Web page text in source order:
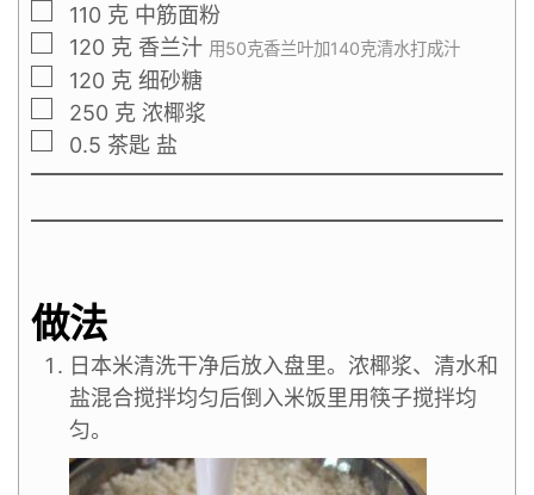
110 克 中筋面粉
120 克 香兰汁 用50克香兰叶加140克清水打成汁
120 克 细砂糖
250 克 浓椰浆
0.5 茶匙 盐
做法
日本米清洗干净后放入盘里。浓椰浆、清水和
盐混合搅拌均匀后倒入米饭里用筷子搅拌均
匀。